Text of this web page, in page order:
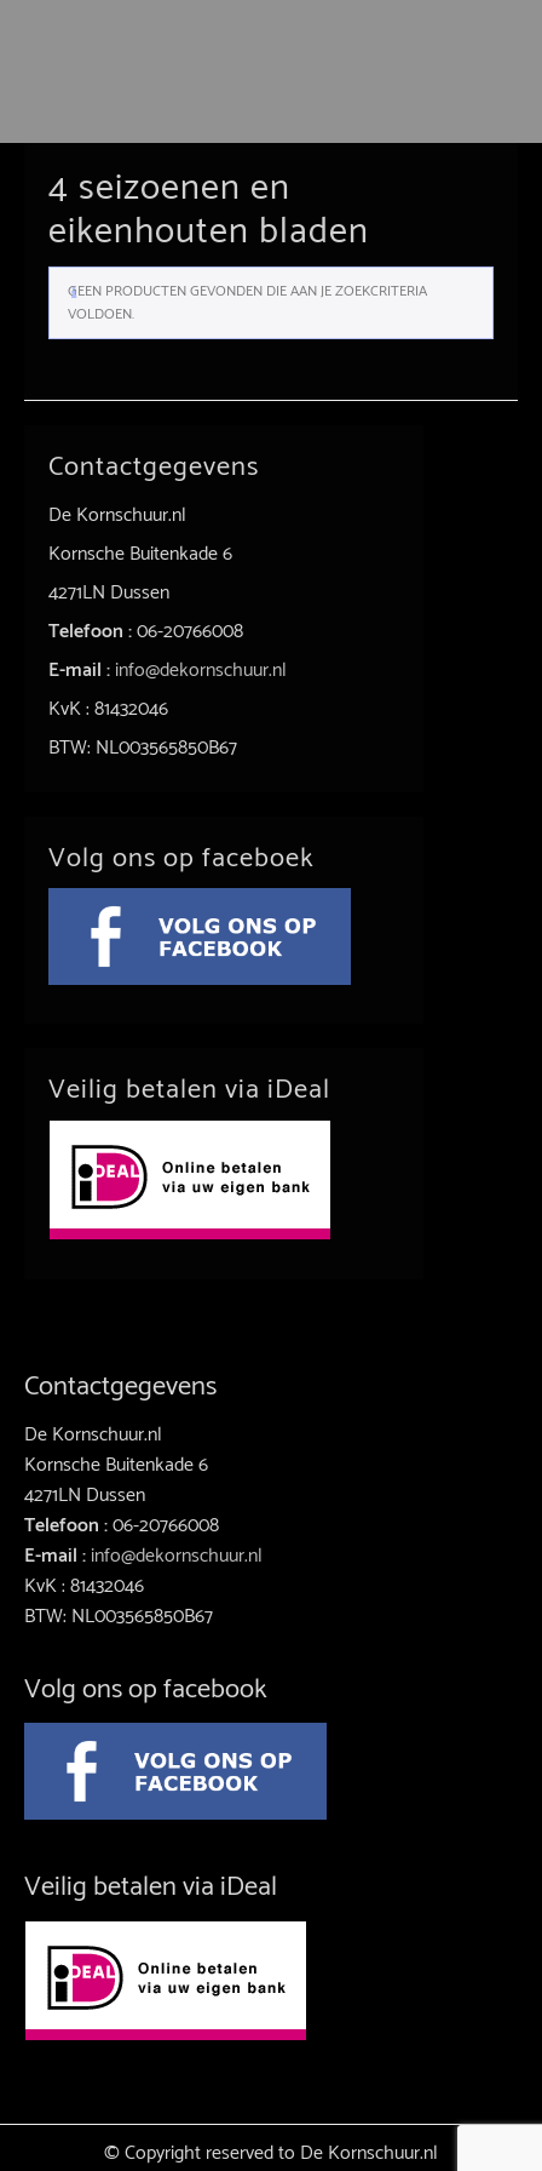
4 seizoenen en
eikenhouten bladen
GEEN PRODUCTEN GEVONDEN DIE AAN JE ZOEKCRITERIA
VOLDOEN.
Contactgegevens
De Kornschuur.nl
Kornsche Buitenkade 6
4271LN Dussen
Telefoon :06-20766008
E-mail :info@dekornschuur.nl
KvK : 81432046
BTW: NL003565850B67
Volg ons op faceboek
Veilig betalen via iDeal
Contactgegevens
De Kornschuur.nl
Kornsche Buitenkade 6
4271LN Dussen
Telefoon :06-20766008
E-mail :info@dekornschuur.nl
KvK : 81432046
BTW: NL003565850B67
Volg ons op facebook
Veilig betalen via iDeal
© Copyright reserved to De Kornschuur.nl